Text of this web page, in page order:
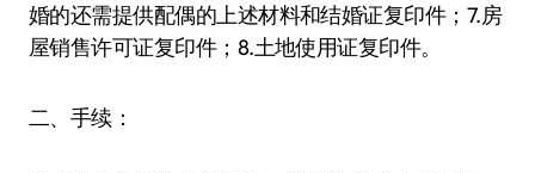
婚的还需提供配偶的上述材料和结婚证复印件；7.房
屋销售许可证复印件；8.土地使用证复印件。
二、手续：